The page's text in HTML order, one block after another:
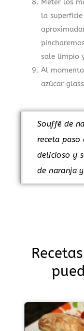
Meter los
la
sale limpio
Al
azúcar
Souffé de
receta paso
delicioso y
de naranja